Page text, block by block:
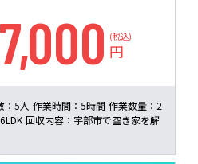
(税込)
円
： 5人 作業時間： 5時間 作業数量： 2
6LDK 回収内容： 宇部市で空き家を解